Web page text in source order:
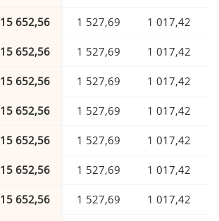
15 652,56 1 527,69 1 017,42
15 652,56 1 527,69 1 017,42
15 652,56 1 527,69 1 017,42
15 652,56 1 527,69 1 017,42
15 652,56 1 527,69 1 017,42
15 652,56 1 527,69 1 017,42
15 652,56 1 527,69 1 017,42